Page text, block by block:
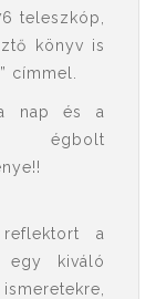
teleszkóp,
könyv is
címmel.
nap és a
a
egy kiváló